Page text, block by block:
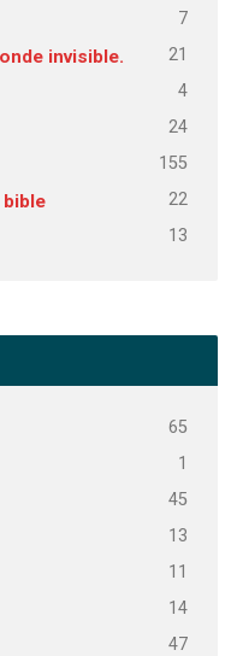
7
invisible. 21
4
24
155
bible 22
13
65
1
45
13
11
14
47